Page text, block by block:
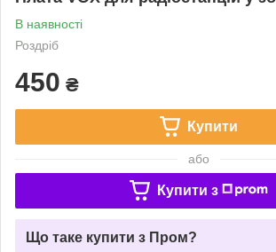
В наявності
Роздріб
450 ₴
Купити
або
Купити з
Що таке купити з Пром?